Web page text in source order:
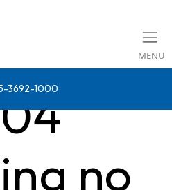
MENU
3692-1000
no